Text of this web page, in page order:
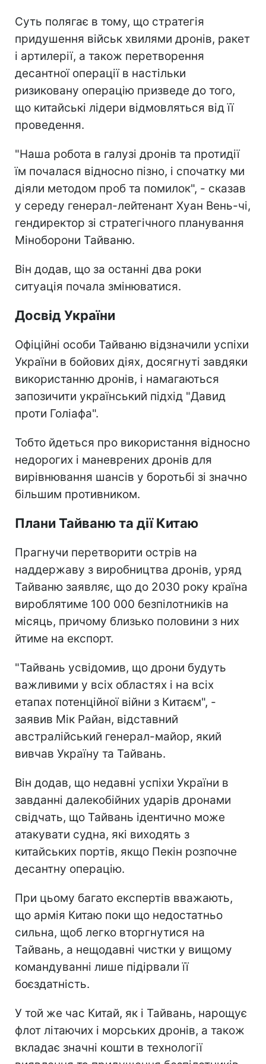
Суть полягає в тому, що стратегія
придушення військ хвилями дронів, ракет
і артилерії, а також перетворення
десантної операції в настільки
ризиковану операцію призведе до того,
що китайські лідери відмовляться від її
проведення.
"Наша робота в галузі дронів та протидії
їм почалася відносно пізно, і спочатку ми
діяли методом проб та помилок", - сказав
у середу генерал-лейтенант Хуан Вень-чі,
гендиректор зі стратегічного планування
Міноборони Тайваню.
Він додав, що за останні два роки
ситуація почала змінюватися.
Досвід України
Офіційні особи Тайваню відзначили успіхи
України в бойових діях, досягнуті завдяки
використанню дронів, і намагаються
запозичити український підхід "Давид
проти Голіафа".
Тобто йдеться про використання відносно
недорогих і маневрених дронів для
вирівнювання шансів у боротьбі зі значно
більшим противником.
Плани Тайваню та дії Китаю
Прагнучи перетворити острів на
наддержаву з виробництва дронів, уряд
Тайваню заявляє, що до 2030 року країна
вироблятиме 100 000 безпілотників на
місяць, причому близько половини з них
йтиме на експорт.
"Тайвань усвідомив, що дрони будуть
важливими у всіх областях і на всіх
етапах потенційної війни з Китаєм", -
заявив Мік Райан, відставний
австралійський генерал-майор, який
вивчав Україну та Тайвань.
Він додав, що недавні успіхи України в
завданні далекобійних ударів дронами
свідчать, що Тайвань ідентично може
атакувати судна, які виходять з
китайських портів, якщо Пекін розпочне
десантну операцію.
При цьому багато експертів вважають,
що армія Китаю поки що недостатньо
сильна, щоб легко вторгнутися на
Тайвань, а нещодавні чистки у вищому
командуванні лише підірвали її
боєздатність.
У той же час Китай, як і Тайвань, нарощує
флот літаючих і морських дронів, а також
вкладає значні кошти в технології